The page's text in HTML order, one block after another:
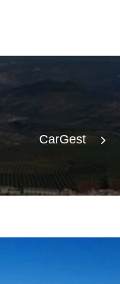
CarGest